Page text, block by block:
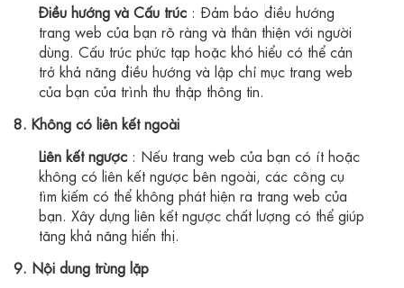
Điều hướng và Cấu trúc : Đảm bảo điều hướng
trang web của bạn rõ ràng và thân thiện với người
dùng. Cấu trúc phức tạp hoặc khó hiểu có thể cản
trở khả năng điều hướng và lập chỉ mục trang web
của bạn của trình thu thập thông tin.
8. Không có liên kết ngoài
Liên kết ngược : Nếu trang web của bạn có ít hoặc
không có liên kết ngược bên ngoài, các công cụ
tìm kiếm có thể không phát hiện ra trang web của
bạn. Xây dựng liên kết ngược chất lượng có thể giúp
tăng khả năng hiển thị.
9. Nội dung trùng lặp